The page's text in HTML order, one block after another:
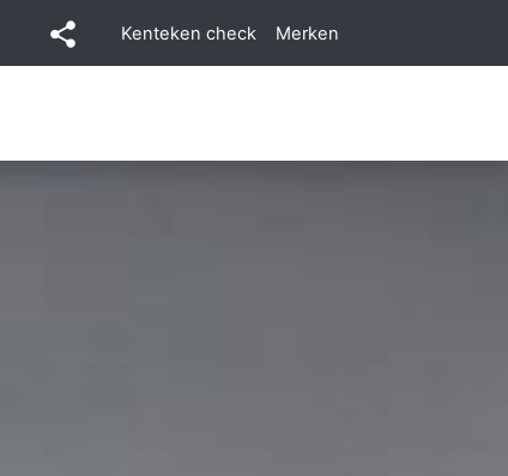
Kenteken check Merken